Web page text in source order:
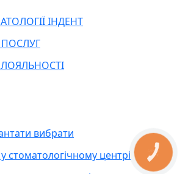
ІНДЕНТ
вибрати
стоматологічному центрі
КНОПКА
ЗВ'ЯЗКУ